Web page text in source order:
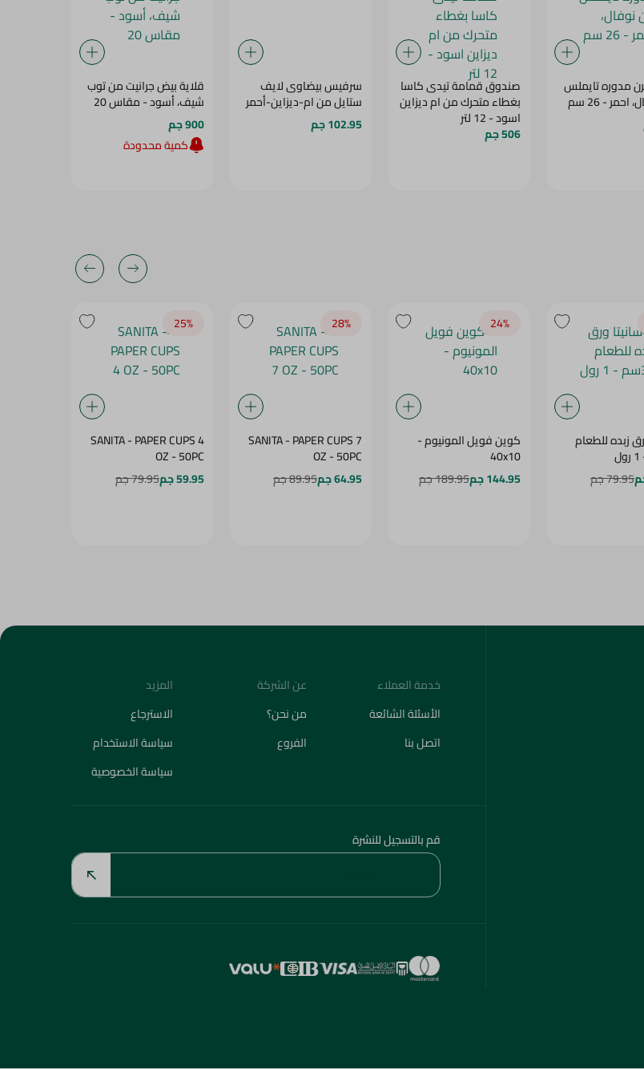
مدوره تايملس
- 26 سم
صندوق قمامة تيدى كاسا
بغطاء متحرك من ام ديزاين
اسود - 12 لتر
506 جم
سرفيس بيضاوى لايف
ستايل من ام-ديزاين-أحمر
102.95 جم
قلاية بيض جرانيت من توب
شيف، أسود - مقاس 20
900 جم
كمية محدودة
زبده للطعام
79.95 جم
24‎%‎
كوين فويل المونيوم -
40x10
144.95 جم
189.95 جم
28‎%‎
SANITA - PAPER CUPS 7
OZ - 50PC
64.95 جم
89.95 جم
25‎%‎
SANITA - PAPER CUPS 4
OZ - 50PC
59.95 جم
79.95 جم
خدمة العملاء
الأسئلة الشائعة
اتصل بنا
عن الشركة
من نحن؟
الفروع
المزيد
الاسترجاع
سياسة الاستخدام
سياسة الخصوصية
قم بالتسجيل للنشرة